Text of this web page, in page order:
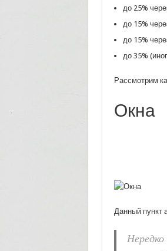
до 25%
до 15%
до 15%
до 35%
Рассмотрим
Окна
Данный пункт